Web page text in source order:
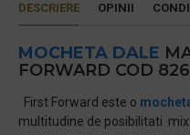
DESCRIERE OPINII
MOCHETA DALE
FORWARD COD 826
First Forward este o
multitudine de posibilitati